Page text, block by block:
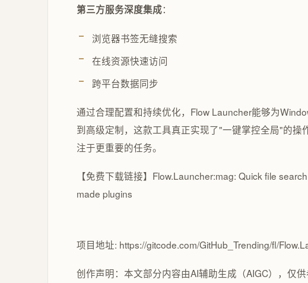
第三方服务深度集成：
浏览器书签无缝搜索
在线资源快速访问
跨平台数据同步
通过合理配置和持续优化，Flow Launcher能够为
到高级定制，这款工具真正实现了"一键掌控全局"的
注于更重要的任务。
【免费下载链接】Flow.Launcher:mag: Quick file
made plugins
项目地址: https://gitcode.com/GitHub_Trending/fl/
创作声明：本文部分内容由AI辅助生成（AIGC），仅